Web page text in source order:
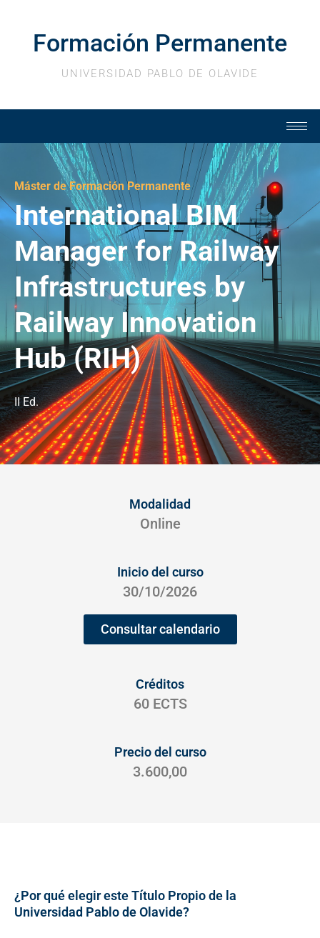
contenidoFormación Permanente
UNIVERSIDAD PABLO DE OLAVIDE
Máster de Formación Permanente
International BIM
Manager for Railway
Infrastructures by
Railway Innovation
Hub (RIH)
II Ed.
¿Por qué elegir este Título Propio de la
Universidad Pablo de Olavide?
Modalidad
Online
Inicio del curso
30/10/2026
Consultar calendario
Créditos
60 ECTS
Precio del curso
3.600,00